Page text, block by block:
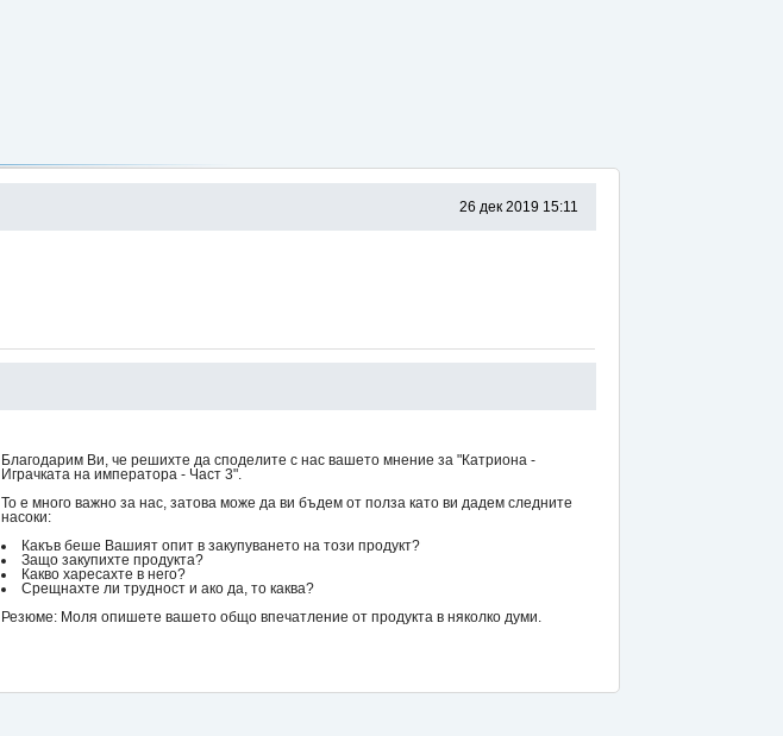
26 дек 2019 15:11
Благодарим Ви, че решихте да споделите с нас вашето мнение за "Катриона -
Играчката на императора - Част 3".
То е много важно за нас, затова може да ви бъдем от полза като ви дадем следните
насоки:
Какъв беше Вашият опит в закупуването на този продукт?
Защо закупихте продукта?
Какво харесахте в него?
Срещнахте ли трудност и ако да, то каква?
Резюме: Моля опишете вашето общо впечатление от продукта в няколко думи.